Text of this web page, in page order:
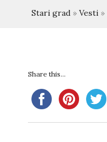
Stari grad » Vesti »
Share this...